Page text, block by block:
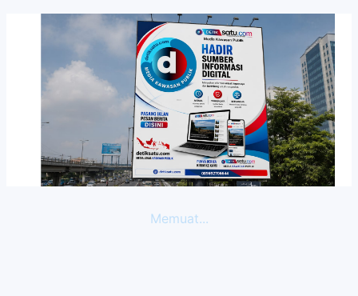
Memuat...